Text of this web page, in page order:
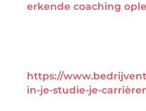
erkende coaching
https://
in-je-studie-je-